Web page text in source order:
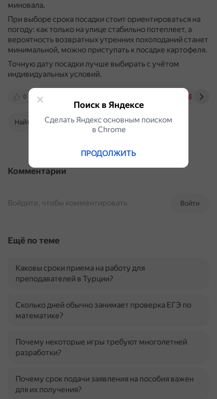
миновала.
При выборе срока посадки стоит ориентироваться на
погоду: как только на улице стабильно потеплеет, а
вероятность возвратных утренних похолоданий станет
минимальной, можно приступать к посадке картофеля.
Точную дату посадки лучше выбирать с учётом
индивидуальных условий.
0
Найти в Поиске
Комментарии
Войти
Войдите, чтобы комментировать
Ещё по теме
Каковы сроки приема на работу для
преподавателей в Турции?
Сколько дней обычно занимает проверка ЕГЭ по
математике?
Почему некоторые игры требуют многолетней
разработки?
Почему срок подачи заявления на пособия важен
для их получения?
Поиск в Яндексе
Сделать Яндекс основным поиском
в Сhrome
ПРОДОЛЖИТЬ